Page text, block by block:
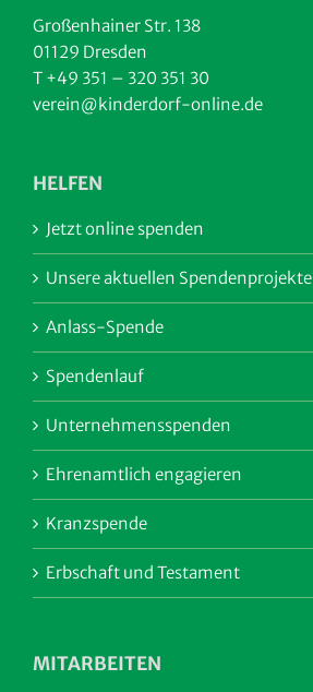
Großenhainer Str. 138
01129 Dresden
T +49 351 – 320 351 30
verein@kinderdorf-online.de
HELFEN
Jetzt online spenden
Unsere aktuellen Spendenprojekte
Anlass-Spende
Spendenlauf
Unternehmensspenden
Ehrenamtlich engagieren
Kranzspende
Erbschaft und Testament
MITARBEITEN